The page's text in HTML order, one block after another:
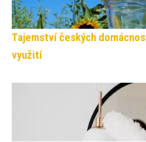
Tajemství českých
využití